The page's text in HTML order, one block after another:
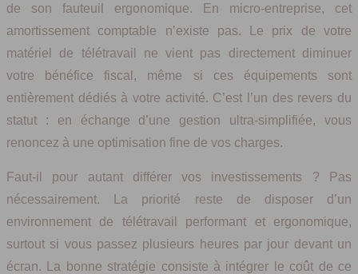
de son fauteuil ergonomique. En micro-entreprise, cet
amortissement comptable n’existe pas. Le prix de votre
matériel de télétravail ne vient pas directement diminuer
votre bénéfice fiscal, même si ces équipements sont
entièrement dédiés à votre activité. C’est l’un des revers du
statut : en échange d’une gestion ultra-simplifiée, vous
renoncez à une optimisation fine de vos charges.
Faut-il pour autant différer vos investissements ? Pas
nécessairement. La priorité reste de disposer d’un
environnement de télétravail performant et ergonomique,
surtout si vous passez plusieurs heures par jour devant un
écran. La bonne stratégie consiste à intégrer le coût de ce